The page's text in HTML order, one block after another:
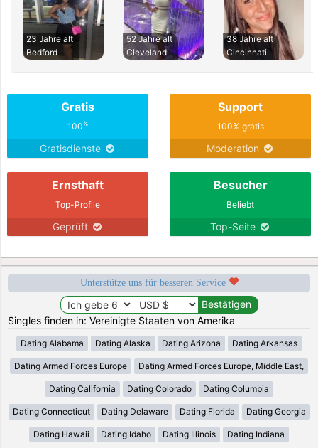
23 Jahre alt
Bedford
52 Jahre alt
Cleveland
38 Jahre alt
Cincinnati
Gratis
100%
Gratisdienste
Support
100% gratis
Moderation
Ernsthaft
Top-Profile
Geprüft
Besucher
Beliebt
Top-Seite
Unterstütze uns für besseren Service
Singles finden in: Vereinigte Staaten von Amerika
Dating Alabama Dating Alaska Dating Arizona Dating Arkansas
Dating Armed Forces Europe Dating Armed Forces Europe, Middle East,
Dating California Dating Colorado Dating Columbia
Dating Connecticut Dating Delaware Dating Florida Dating Georgia
Dating Hawaii Dating Idaho Dating Illinois Dating Indiana